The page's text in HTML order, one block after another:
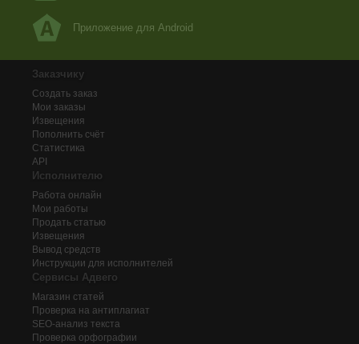
Приложение для Android
Заказчику
Создать заказ
Мои заказы
Извещения
Пополнить счёт
Статистика
API
Исполнителю
Работа онлайн
Мои работы
Продать статью
Извещения
Вывод средств
Инструкции для исполнителей
Сервисы Адвего
Магазин статей
Проверка на антиплагиат
SEO-анализ текста
Проверка орфографии